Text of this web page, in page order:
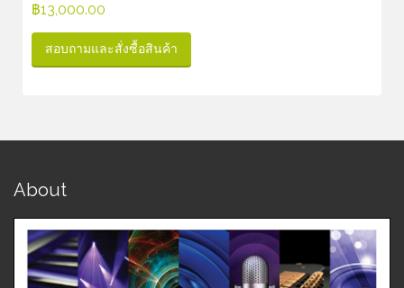
฿13,000.00
สอบถามและสั่งซื้อสินค้า
About